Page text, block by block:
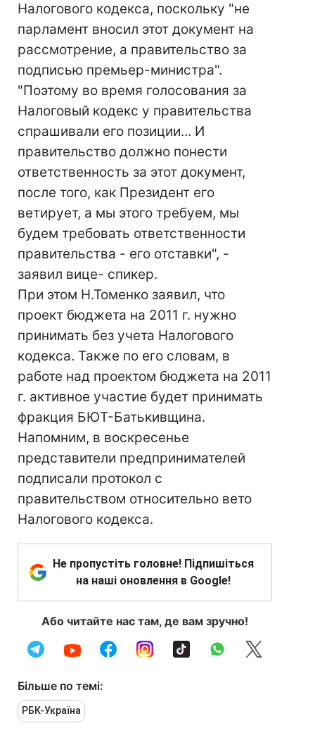
Налогового кодекса, поскольку "не
парламент вносил этот документ на
рассмотрение, а правительство за
подписью премьер-министра".
"Поэтому во время голосования за
Налоговый кодекс у правительства
спрашивали его позиции... И
правительство должно понести
ответственность за этот документ,
после того, как Президент его
ветирует, а мы этого требуем, мы
будем требовать ответственности
правительства - его отставки", -
заявил вице- спикер.
При этом Н.Томенко заявил, что
проект бюджета на 2011 г. нужно
принимать без учета Налогового
кодекса. Также по его словам, в
работе над проектом бюджета на 2011
г. активное участие будет принимать
фракция БЮТ-Батькивщина.
Напомним, в воскресенье
представители предпринимателей
подписали протокол с
правительством относительно вето
Налогового кодекса.
Не пропустіть головне! Підпишіться
на наші оновлення в Google!
Або читайте нас там, де вам зручно!
Більше по темі:
РБК-Україна